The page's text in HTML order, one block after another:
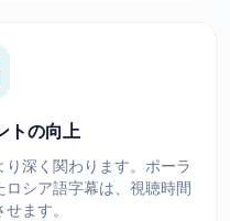
トの向上
深く関わります。ポーラ
シア語字幕は、視聴時間
ます。